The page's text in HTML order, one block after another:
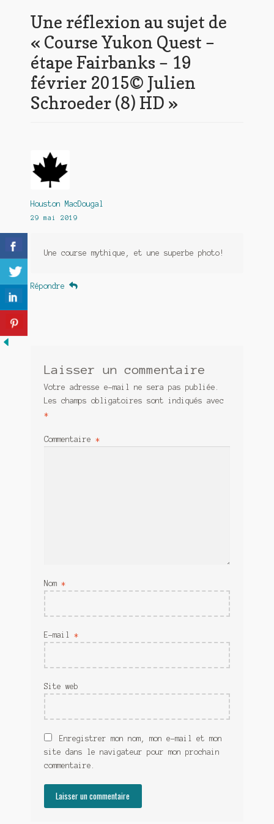
Meurtre sous couverture
Mon admirateur de l’avent
Mon Compte
Sans retour
Sauver ou périr
Une baffe et ça repart
Une réflexion au sujet de
« Course Yukon Quest –
étape Fairbanks – 19
février 2015© Julien
Schroeder (8) HD »
Houston MacDougal
29 mai 2019
Une course mythique, et une superbe photo!
Répondre
Laisser un commentaire
Votre adresse e-mail ne sera pas publiée.
Les champs obligatoires sont indiqués avec
*
Commentaire *
Nom *
E-mail *
Site web
Enregistrer mon nom, mon e-mail et mon
site dans le navigateur pour mon prochain
commentaire.